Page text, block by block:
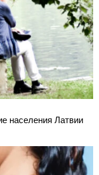
населения Латвии